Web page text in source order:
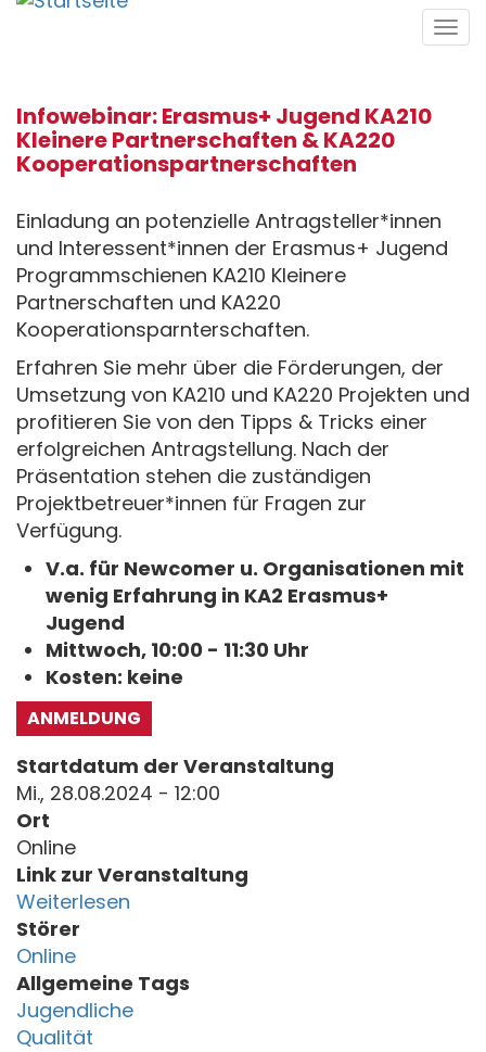
Direkt
Infowebinar: Erasmus+ Jugend KA210
Kleinere Partnerschaften & KA220
Kooperationspartnerschaften
Einladung an potenzielle Antragsteller*innen
und Interessent*innen der Erasmus+ Jugend
Programmschienen KA210 Kleinere
Partnerschaften und KA220
Kooperationsparnterschaften.
Erfahren Sie mehr über die Förderungen, der
Umsetzung von KA210 und KA220 Projekten und
profitieren Sie von den Tipps & Tricks einer
erfolgreichen Antragstellung. Nach der
Präsentation stehen die zuständigen
Projektbetreuer*innen für Fragen zur
Verfügung.
V.a. für Newcomer u. Organisationen mit
wenig Erfahrung in KA2 Erasmus+
Jugend
Mittwoch, 10:00 - 11:30 Uhr
Kosten: keine
ANMELDUNG
Startdatum der Veranstaltung
Mi., 28.08.2024 - 12:00
Ort
Online
Link zur Veranstaltung
Weiterlesen
Störer
Online
Allgemeine Tags
Jugendliche
Qualität